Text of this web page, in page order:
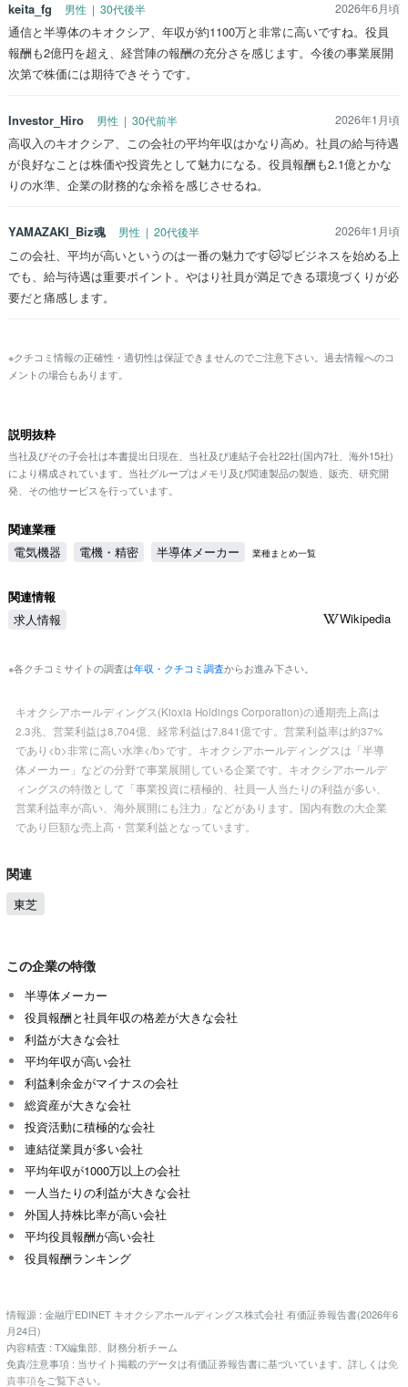
keita_fg 男性 | 30代後半 2026年6月頃
通信と半導体のキオクシア、年収が約1100万と非常に高いですね。役員
報酬も2億円を超え、経営陣の報酬の充分さを感じます。今後の事業展開
次第で株価には期待できそうです。
Investor_Hiro 男性 | 30代前半 2026年1月頃
高収入のキオクシア、この会社の平均年収はかなり高め。社員の給与待遇
が良好なことは株価や投資先として魅力になる。役員報酬も2.1億とかな
りの水準、企業の財務的な余裕を感じさせるね。
YAMAZAKI_Biz魂 男性 | 20代後半 2026年1月頃
この会社、平均が高いというのは一番の魅力です🐱🦊ビジネスを始める上
でも、給与待遇は重要ポイント。やはり社員が満足できる環境づくりが必
要だと痛感します。
※クチコミ情報の正確性・適切性は保証できませんのでご注意下さい。過去情報へのコ
メントの場合もあります。
説明抜粋
当社及びその子会社は本書提出日現在、当社及び連結子会社22社(国内7社、海外15社)
により構成されています。当社グループはメモリ及び関連製品の製造、販売、研究開
発、その他サービスを行っています。
関連業種
電気機器
電機・精密 半導体メーカー 業種まとめ一覧
関連情報
求人情報
Wikipedia
※各クチコミサイトの調査は年収・クチコミ調査からお進み下さい。
キオクシアホールディングス(Kioxia Holdings Corporation)の通期売上高は
2.3兆、営業利益は8,704億、経常利益は7,841億です。営業利益率は約37%
であり<b>非常に高い水準</b>です。キオクシアホールディングスは「半導
体メーカー」などの分野で事業展開している企業です。キオクシアホールデ
ィングスの特徴として「事業投資に積極的、社員一人当たりの利益が多い、
営業利益率が高い、海外展開にも注力」などがあります。国内有数の大企業
であり巨額な売上高・営業利益となっています。
関連
東芝
この企業の特徴
半導体メーカー
役員報酬と社員年収の格差が大きな会社
利益が大きな会社
平均年収が高い会社
利益剰余金がマイナスの会社
総資産が大きな会社
投資活動に積極的な会社
連結従業員が多い会社
平均年収が1000万以上の会社
一人当たりの利益が大きな会社
外国人持株比率が高い会社
平均役員報酬が高い会社
役員報酬ランキング
情報源 : 金融庁EDINET キオクシアホールディングス株式会社 有価証券報告書(2026年6
月24日)
内容精査 : TX編集部、財務分析チーム
免責/注意事項 : 当サイト掲載のデータは有価証券報告書に基づいています。詳しくは免
責事項をご覧下さい。